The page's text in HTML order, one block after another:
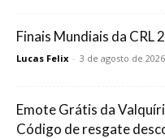
Finais Mundiais da CRL
Lucas Felix - 3 de agosto de 2026
Emote Grátis da
Código de resgate